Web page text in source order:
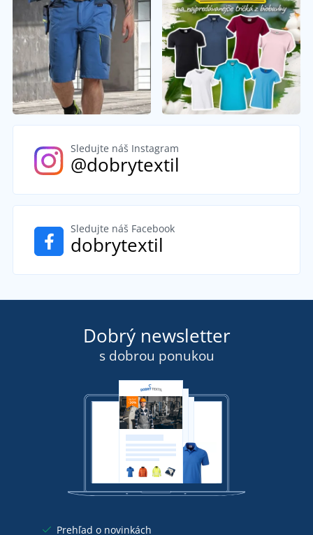
Sledujte náš Instagram
@dobrytextil
Sledujte náš Facebook
dobrytextil
Dobrý newsletter
s dobrou ponukou
Prehľad o novinkách